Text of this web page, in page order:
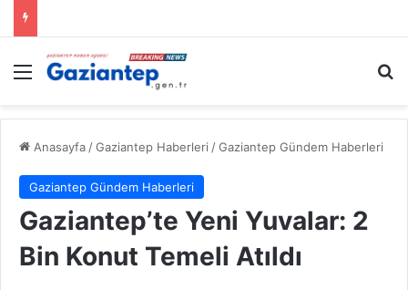
Menü
Anasayfa /Gaziantep Haberleri /Gaziantep Gündem Haberleri
Gaziantep Gündem Haberleri
Gaziantep’te Yeni Yuvalar: 2
Bin Konut Temeli Atıldı